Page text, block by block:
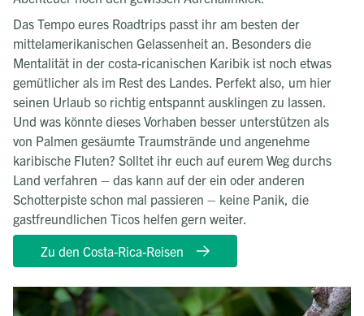
Das Tempo eures Roadtrips passt ihr am besten der
mittelamerikanischen Gelassenheit an. Besonders die
Mentalität in der costa-ricanischen Karibik ist noch etwas
gemütlicher als im Rest des Landes. Perfekt also, um hier
seinen Urlaub so richtig entspannt ausklingen zu lassen.
Und was könnte dieses Vorhaben besser unterstützen als
von Palmen gesäumte Traumstrände und angenehme
karibische Fluten? Solltet ihr euch auf eurem Weg durchs
Land verfahren – das kann auf der ein oder anderen
Schotterpiste schon mal passieren – keine Panik, die
gastfreundlichen Ticos helfen gern weiter.
Zu den Costa-Rica-Reisen